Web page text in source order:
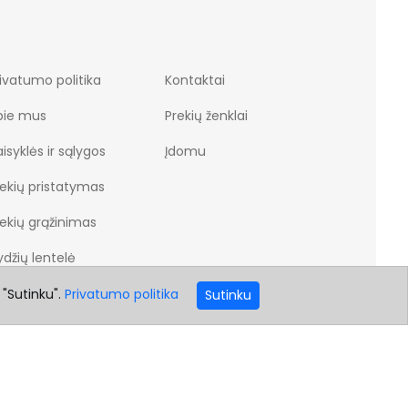
politika
mus
ir sąlygos
pristatymas
grąžinimas
lentelė
Kontaktai
Prekių ženklai
Įdomu
Privatumo politika Sutinku